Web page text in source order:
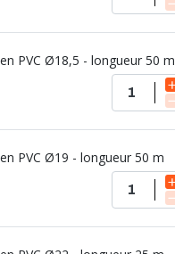
PVC Ø18,5 - longueur 50 m
PVC Ø19 - longueur 50 m